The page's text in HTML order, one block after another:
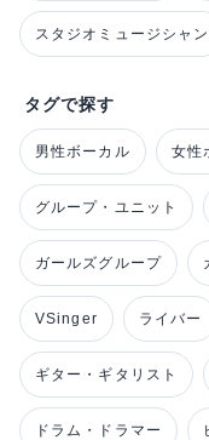
スタジオミュージシャン
タグで探す
男性ボーカル 女性
グループ・ユニット
ガールズグループ
VSinger ライバー
ギター・ギタリスト
ドラム・ドラマー